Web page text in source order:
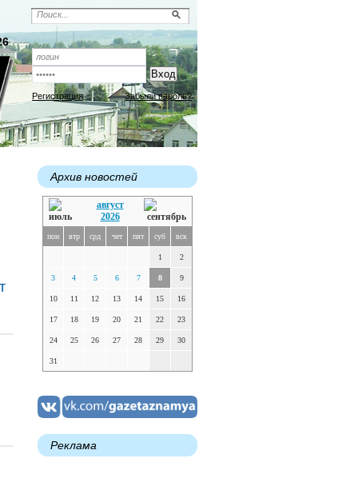
Регистрация Забыли пароль?
Архив новостей
август
2026
пон втр срд чет пят суб вск
1 2
3 4 5 6 7 8 9
10 11 12 13 14 15 16
17 18 19 20 21 22 23
24 25 26 27 28 29 30
31
Реклама